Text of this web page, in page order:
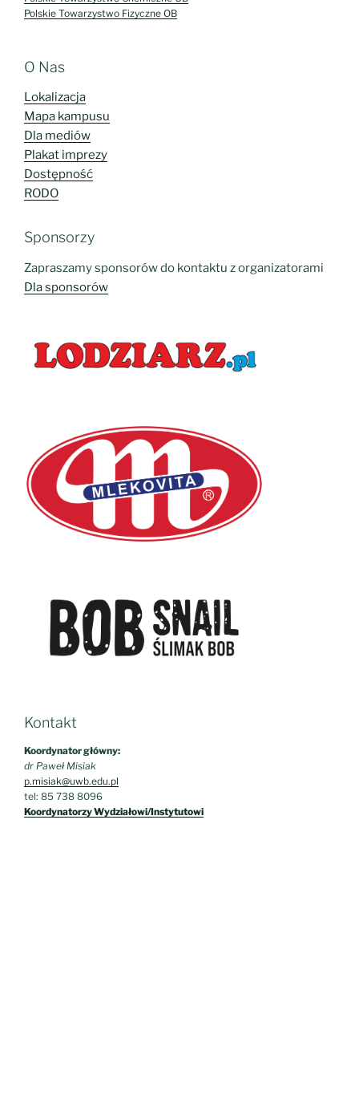
Polskie Towarzystwo Fizyczne OB
O Nas
Lokalizacja
Mapa kampusu
Dla mediów
Plakat imprezy
Dostępność
RODO
Sponsorzy
Zapraszamy sponsorów do kontaktu z organizatorami
Dla sponsorów
Kontakt
dr Paweł Misiak
p.misiak@uwb.edu.pl
tel: 85 738 8096
Koordynatorzy Wydziałowi/Instytutowi